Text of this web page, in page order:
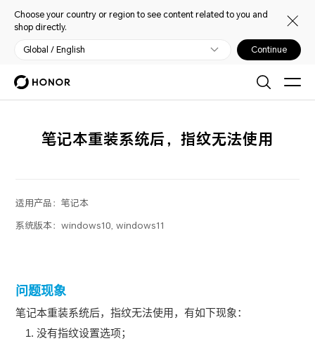
Choose your country or region to see content related to you and
shop directly.
Global / English Continue
笔记本重装系统后，指纹无法使用
适用产品：笔记本
系统版本：windows10, windows11
问题现象
笔记本重装系统后，指纹无法使用，有如下现象：
没有指纹设置选项；